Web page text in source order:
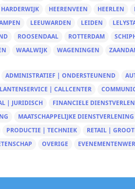
HARDERWIJK HEERENVEEN HEERLEN
LEEUWARDEN LEIDEN
ROOSENDAAL ROTTERDAM
WAALWIJK WAGENINGEN
ADMINISTRATIEF | ONDERSTEUNEND
| CALLCENTER
| JURIDISCH FINANCIELE
MAATSCHAPPELIJKE DIENSTVERLENING
PRODUCTIE | TECHNIEK RETAIL |
OVERIGE